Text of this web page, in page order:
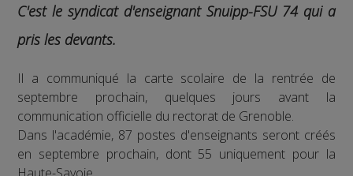
C'est le syndicat d'enseignant Snuipp-FSU 74 qui a
pris les devants.
Il a communiqué la carte scolaire de la rentrée de
septembre prochain, quelques jours avant la
communication officielle du rectorat de Grenoble.
Dans l'académie, 87 postes d'enseignants seront créés
en septembre prochain, dont 55 uniquement pour la